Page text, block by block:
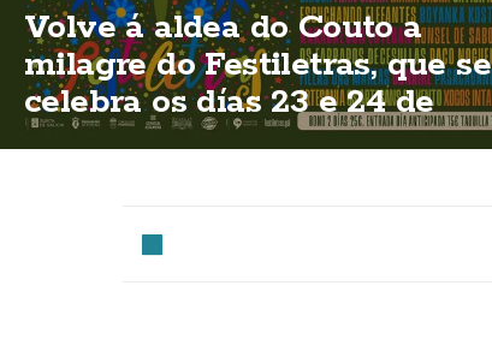
Volve á aldea do Couto a
milagre do Festiletras, que se
celebra os días 23 e 24 de
agosto